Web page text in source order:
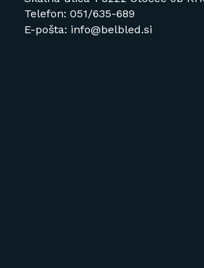
Telefon: 051/635-689
E-pošta: info@belbled.si